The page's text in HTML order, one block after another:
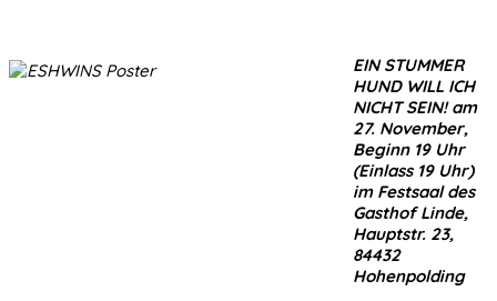
EIN STUMMER
HUND WILL ICH
NICHT SEIN! am
27. November,
Beginn 19 Uhr
(Einlass 19 Uhr)
im Festsaal des
Gasthof Linde,
Hauptstr. 23,
84432
Hohenpolding